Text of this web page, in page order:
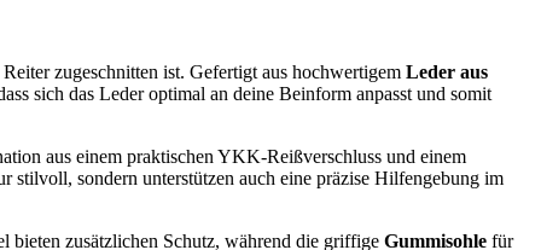
zugeschnitten ist. Gefertigt aus hochwertigem Leder aus
sich das Leder optimal an deine Beinform anpasst und somit
aus einem praktischen YKK-Reißverschluss und einem
stilvoll, sondern unterstützen auch eine präzise Hilfengebung im
bieten zusätzlichen Schutz, während die griffige Gummisohle für